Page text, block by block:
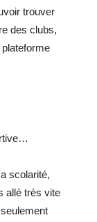
trouver
des clubs,
scolarité,
allé très vite